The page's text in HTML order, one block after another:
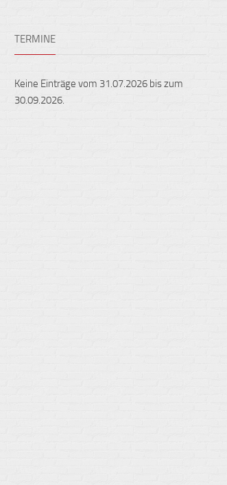
Feste,
Konzerte
Ausstellungen
TERMINE
Keine Einträge vom 31.07.2026 bis zum
30.09.2026.